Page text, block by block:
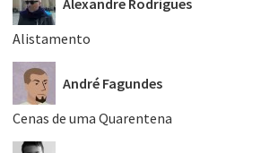
Alexandre Rodrigues
Alistamento
André Fagundes
Cenas de uma Quarentena